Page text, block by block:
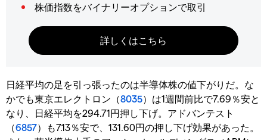
株価指数をバイナリーオプションで取引
日経平均の足を引っ張ったのは半導体株の値下がりだ。な
かでも東京エレクトロン（8035）は1週間前比で7.69％安と
なり、日経平均を294.71円押し下げ。アドバンテスト
（6857）も7.13％安で、131.60円の押し下げ効果があった。